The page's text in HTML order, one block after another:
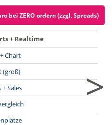
bei ZERO ordern (zzgl. Spreads)
+ Realtime
Chart
(groß)
+ Sales
>